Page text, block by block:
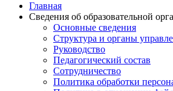
Главная
Сведения об образовательной
Основные сведения
Структура и органы
Руководство
Педагогический состав
Сотрудничество
Политика обработки